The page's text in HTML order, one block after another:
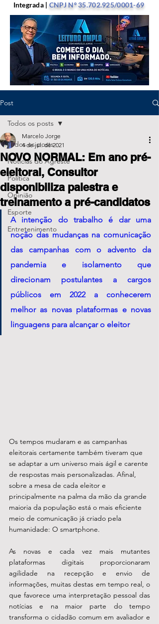
Integrada | CNPJ Nº35.702.925/0001-69
Post
Todos os posts
Notícias do Agreste
Política
Opinião
Esporte
Entretenimento
Todos os posts
NOVO NORMAL: Em ano pré-
eleitoral, Consultor
disponibiliza palestra e
treinamento a pré-candidatos
Marcelo Jorge
4 de jul. de 2021
A intenção do trabalho é dar uma
noção das mudanças na comunicação
das campanhas com o advento da
pandemia e isolamento que
direcionam postulantes a cargos
públicos em 2022 a conhecerem
melhor as novas plataformas e novas
linguagens para alcançar o eleitor
Os tempos mudaram e as campanhas
eleitorais certamente também tiveram que
se adaptar a um universo mais ágil e carente
de respostas mais personalizadas. Afinal,
sobre a mesa de cada eleitor e
principalmente na palma da mão da grande
maioria da população está o mais eficiente
meio de comunicação já criado pela
humanidade: O smartphone.
As novas e cada vez mais mutantes
plataformas digitais proporcionaram
agilidade na recepção e envio de
informações, muitas destas em tempo real, o
que favorece uma interpretação pessoal das
notícias e na maior parte do tempo
transforma o cidadão comum em avaliador e